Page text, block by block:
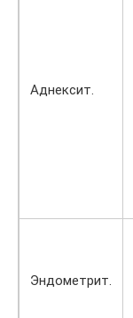
Аднексит.
Эндометрит.